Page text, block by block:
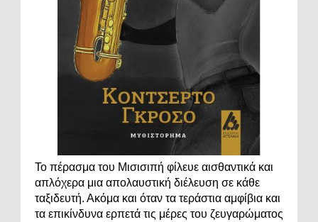
Το πέρασμα του Μισισιπή φίλευε αισθαντικά και
απλόχερα μια απολαυστική διέλευση σε κάθε
ταξιδευτή. Ακόμα και όταν τα τεράστια αμφίβια και
τα επικίνδυνα ερπετά τις μέρες του ζευγαρώματος